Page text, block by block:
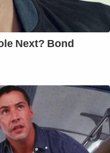
Next? Bond